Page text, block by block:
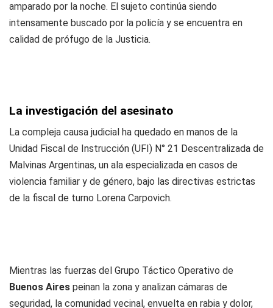
amparado por la noche. El sujeto continúa siendo
intensamente buscado por la policía y se encuentra en
calidad de prófugo de la Justicia.
La investigación del asesinato
La compleja causa judicial ha quedado en manos de la
Unidad Fiscal de Instrucción (UFI) N° 21 Descentralizada de
Malvinas Argentinas, un ala especializada en casos de
violencia familiar y de género, bajo las directivas estrictas
de la fiscal de turno Lorena Carpovich.
Mientras las fuerzas del Grupo Táctico Operativo de
Buenos Aires peinan la zona y analizan cámaras de
seguridad, la comunidad vecinal, envuelta en rabia y dolor,